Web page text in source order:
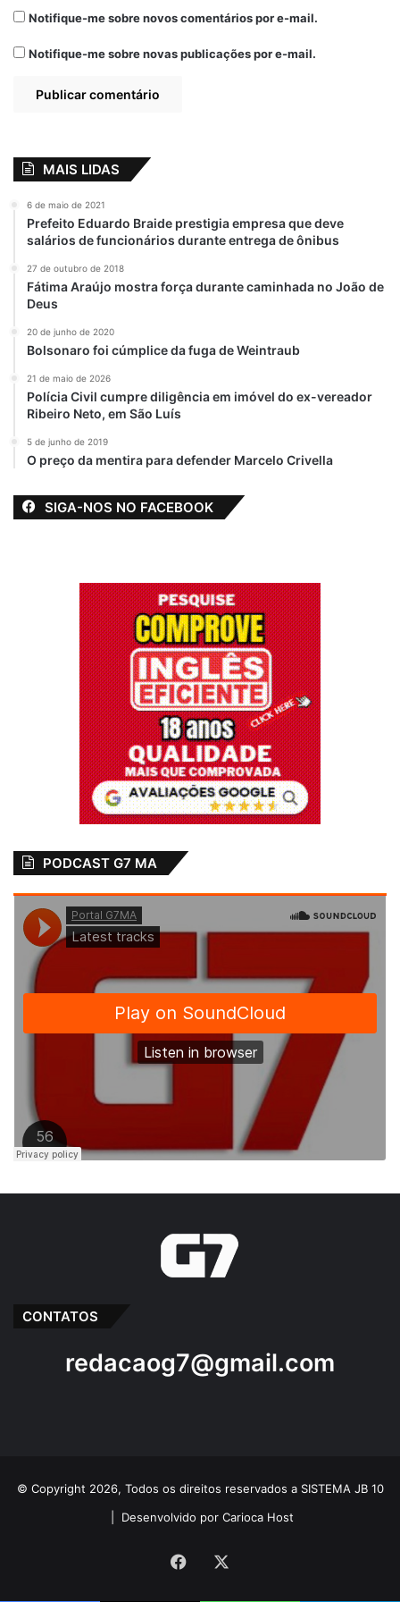
Notifique-me sobre novos comentários por e-mail.
Notifique-me sobre novas publicações por e-mail.
MAIS LIDAS
6 de maio de 2021
Prefeito Eduardo Braide prestigia empresa que deve
salários de funcionários durante entrega de ônibus
27 de outubro de 2018
Fátima Araújo mostra força durante caminhada no João de
Deus
20 de junho de 2020
Bolsonaro foi cúmplice da fuga de Weintraub
21 de maio de 2026
Polícia Civil cumpre diligência em imóvel do ex-vereador
Ribeiro Neto, em São Luís
5 de junho de 2019
O preço da mentira para defender Marcelo Crivella
SIGA-NOS NO FACEBOOK
PODCAST G7 MA
CONTATOS
redacaog7@gmail.com
© Copyright 2026, Todos os direitos reservados a SISTEMA JB 10
Desenvolvido por Carioca Host
Facebook